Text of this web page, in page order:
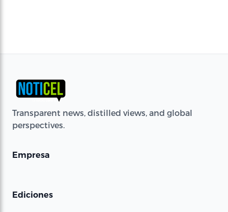
Transparent news, distilled views, and global
perspectives.
Empresa
Ediciones